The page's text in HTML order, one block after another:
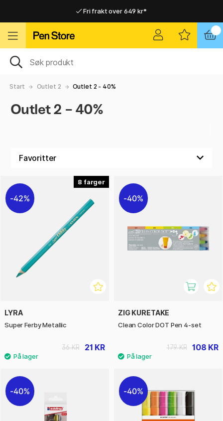
Fri frakt over 649 kr*
Raskt til dør eller utleveringssted
Raskt til dør eller utleveringssted
Start Outlet 2 Outlet 2 - 40%
Outlet 2 - 40%
8
42%
LYRA
Super Ferby Metallic
21 KR
36 KR
40%
ZIG KURETAKE
Clean Color DOT Pen 4-set
108 KR
179 KR
40% 40%